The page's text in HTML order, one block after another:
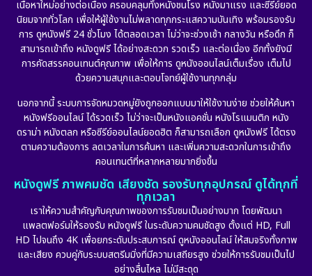
เนื้อหาใหม่อย่างต่อเนื่อง ครอบคลุมทั้งหนังชนโรง หนังมาแรง และซีรีย์ยอด
นิยมจากทั่วโลก เพื่อให้ผู้ใช้งานไม่พลาดทุกกระแสความบันเทิง พร้อมรองรับ
การ ดูหนังฟรี 24 ชั่วโมง ได้ตลอดเวลา ไม่ว่าจะช่วงเช้า กลางวัน หรือดึก ก็
สามารถเข้าถึง หนังดูฟรี ได้อย่างสะดวก รวดเร็ว และต่อเนื่อง อีกทั้งยังมี
การคัดสรรคอนเทนต์คุณภาพ เพื่อให้การ ดูหนังออนไลน์เต็มเรื่อง เต็มไป
ด้วยความสนุกและตอบโจทย์ผู้ใช้งานทุกกลุ่ม
นอกจากนี้ ระบบการจัดหมวดหมู่ยังถูกออกแบบมาให้ใช้งานง่าย ช่วยให้ค้นหา
หนังฟรีออนไลน์ ได้รวดเร็ว ไม่ว่าจะเป็นหนังแอคชั่น หนังโรแมนติก หนัง
ดราม่า หนังตลก หรือซีรีย์ออนไลน์ยอดฮิต ก็สามารถเลือก ดูหนังฟรี ได้ตรง
ตามความต้องการ ลดเวลาในการค้นหา และเพิ่มความสะดวกในการเข้าถึง
คอนเทนต์ที่หลากหลายมากยิ่งขึ้น
หนังดูฟรี ภาพคมชัด เสียงชัด รองรับทุกอุปกรณ์ ดูได้ทุกที่
ทุกเวลา
เราให้ความสำคัญกับคุณภาพของการรับชมเป็นอย่างมาก โดยพัฒนา
แพลตฟอร์มให้รองรับ หนังดูฟรี ในระดับความคมชัดสูง ตั้งแต่ HD, Full
HD ไปจนถึง 4K เพื่อยกระดับประสบการณ์ ดูหนังออนไลน์ ให้สมจริงทั้งภาพ
และเสียง ควบคู่กับระบบสตรีมมิ่งที่มีความเสถียรสูง ช่วยให้การรับชมเป็นไป
อย่างลื่นไหล ไม่มีสะดุด